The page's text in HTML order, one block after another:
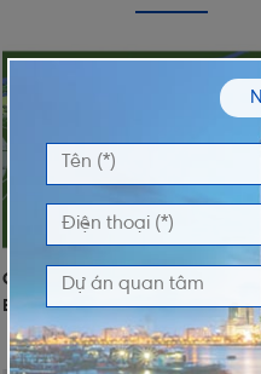
QUY HOẠCH KHU LIÊN HIỆP THỂ
BẮC RẠCH CHIẾC QUẬN 2